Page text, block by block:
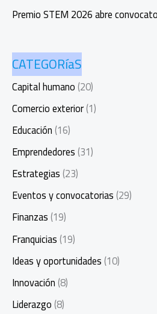
Premio STEM 2026 abre
CATEGORíaS
Capital humano(20)
Comercio exterior(1)
Educación(16)
Emprendedores(31)
Estrategias(23)
Eventos y convocatorias(29)
Finanzas(19)
Franquicias(19)
Ideas y oportunidades(10)
Innovación(8)
Liderazgo(8)